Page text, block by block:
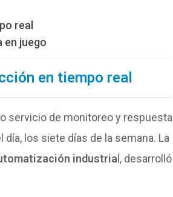
real
en juego
en tiempo real
servicio de monitoreo y respuesta
los siete días de la semana. La
industrial, desarrolló